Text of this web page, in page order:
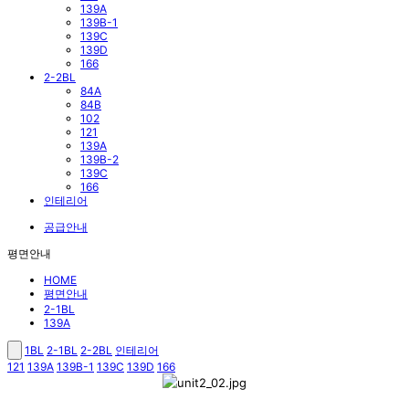
139A
139B-1
139C
139D
166
2-2BL
84A
84B
102
121
139A
139B-2
139C
166
인테리어
공급안내
평면안내
HOME
평면안내
2-1BL
139A
1BL 2-1BL 2-2BL 인테리어
121 139A 139B-1 139C 139D 166